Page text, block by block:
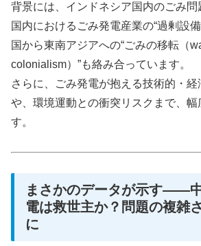
背景には、インドネシア国内のごみ問
国内におけるごみ発電産業の“過剰設
国から東南アジアへの“ごみの移転（
colonialism）”も絡み合っています。
さらに、ごみ発電が抱える技術的・
や、環境運動との衝突リスクまで、幅
す。
まさかのデータが示す――
電は救世主か？問題の複雑
に